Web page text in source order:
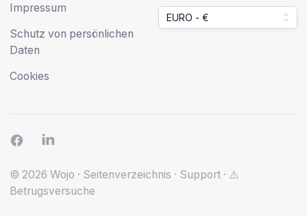
Impressum
Schutz von persönlichen
Daten
Cookies
EURO - €
© 2026 Wojo · Seitenverzeichnis · Support · ⚠️
Betrugsversuche